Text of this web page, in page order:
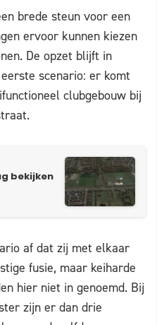
brede steun voor een
ervoor kunnen kiezen
De opzet blijft in
scenario: er komt
clubgebouw bij
bekijken
af dat zij met elkaar
fusie, maar keiharde
hier niet in genoemd. Bij
zijn er dan drie